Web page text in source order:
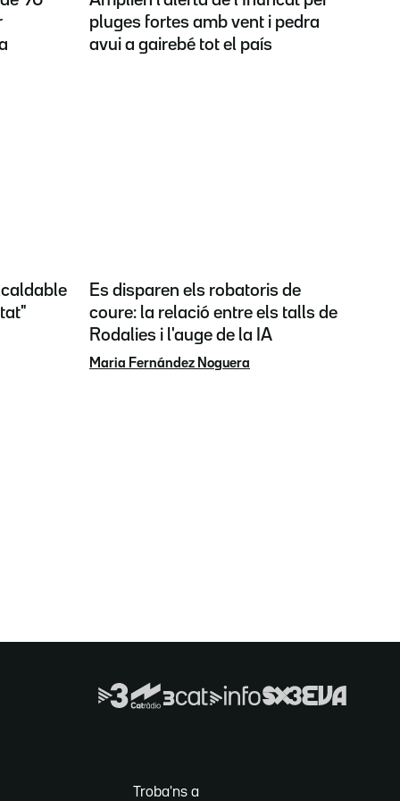
pluges fortes amb vent i pedra
avui a gairebé tot el país
Es disparen els robatoris de
coure: la relació entre els talls de
Rodalies i l'auge de la IA
Maria Fernández Noguera
Troba'ns a